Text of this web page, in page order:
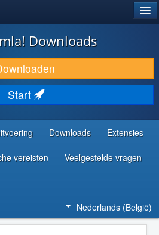
Downloads
Start
Downloads Extensies
vereisten Veelgestelde vragen
Nederlands (België)